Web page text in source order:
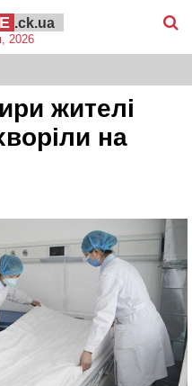
.ck.ua
2026
жителі
на